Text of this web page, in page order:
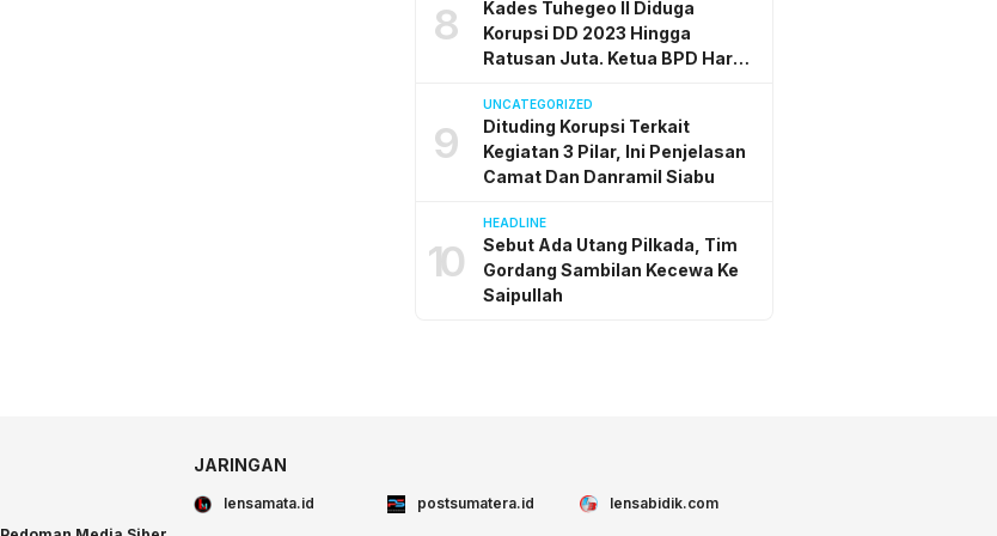
8
Kades Tuhegeo II Diduga
Korupsi DD 2023 Hingga
Ratusan Juta. Ketua BPD Harap
9
UNCATEGORIZED
Dituding Korupsi Terkait
Kegiatan 3 Pilar, Ini Penjelasan
Camat Dan Danramil Siabu
10
HEADLINE
Sebut Ada Utang Pilkada, Tim
Gordang Sambilan Kecewa Ke
Saipullah
JARINGAN
lensamata.id postsumatera.id lensabidik.com